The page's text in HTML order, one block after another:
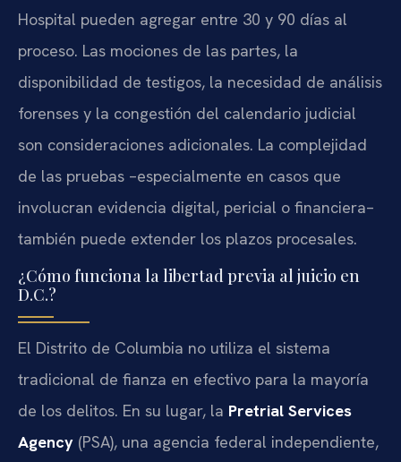
Hospital pueden agregar entre 30 y 90 días al
proceso. Las mociones de las partes, la
disponibilidad de testigos, la necesidad de análisis
forenses y la congestión del calendario judicial
son consideraciones adicionales. La complejidad
de las pruebas –especialmente en casos que
involucran evidencia digital, pericial o financiera–
también puede extender los plazos procesales.
¿Cómo funciona la libertad previa al juicio en
D.C.?
El Distrito de Columbia no utiliza el sistema
tradicional de fianza en efectivo para la mayoría
de los delitos. En su lugar, la Pretrial Services
Agency (PSA), una agencia federal independiente,